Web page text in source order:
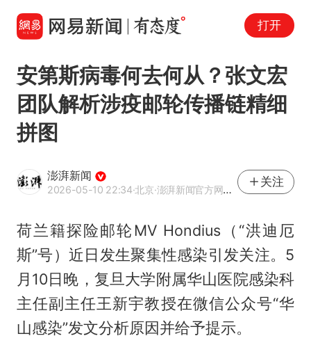
打开
安第斯病毒何去何从？张文宏
团队解析涉疫邮轮传播链精细
拼图
澎湃新闻
2026-05-10 22:34·北京·澎湃新闻官方网易号
关注
荷兰籍探险邮轮MV Hondius（“洪迪厄
斯”号）近日发生聚集性感染引发关注。5
月10日晚，复旦大学附属华山医院感染科
主任副主任王新宇教授在微信公众号“华
山感染”发文分析原因并给予提示。